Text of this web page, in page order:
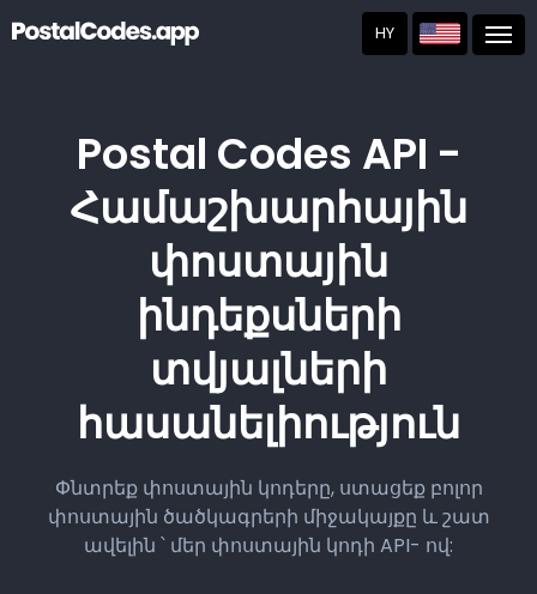
HY
Postal Codes API -
Համաշխարհային
փոստային
ինդեքսների
տվյալների
հասանելիություն
Փնտրեք փոստային կոդերը, ստացեք բոլոր
փոստային ծածկագրերի միջակայքը և շատ
ավելին ՝ մեր փոստային կոդի API- ով: